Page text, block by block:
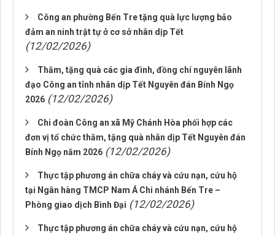
Công an phường Bến Tre tặng quà lực lượng bảo
đảm an ninh trật tự ở cơ sở nhân dịp Tết
(12/02/2026)
Thăm, tặng quà các gia đình, đồng chí nguyên lãnh
đạo Công an tỉnh nhân dịp Tết Nguyên đán Bính Ngọ
2026 (12/02/2026)
Chi đoàn Công an xã Mỹ Chánh Hòa phối hợp các
đơn vị tổ chức thăm, tặng quà nhân dịp Tết Nguyên đán
Bính Ngọ năm 2026 (12/02/2026)
Thực tập phương án chữa cháy và cứu nạn, cứu hộ
tại Ngân hàng TMCP Nam Á Chi nhánh Bến Tre –
Phòng giao dịch Bình Đại (12/02/2026)
Thực tập phương án chữa cháy và cứu nạn, cứu hộ